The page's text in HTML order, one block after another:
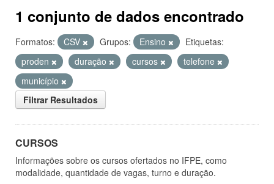
1 conjunto de dados encontrado
Formatos: CSV Grupos: Ensino
Etiquetas:
proden
duração cursos
telefone
município
Filtrar Resultados
CURSOS
Informações sobre os cursos ofertados no IFPE, como
modalidade, quantidade de vagas, turno e duração.